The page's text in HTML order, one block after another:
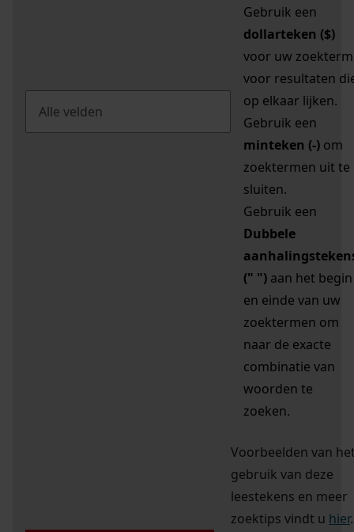
Gebruik een
dollarteken ($)
voor uw zoekterm
voor resultaten
op elkaar lijken.
Gebruik een
minteken (-) om
zoektermen uit te
sluiten.
Gebruik een
Dubbele
(" ") aan het begin
en einde van uw
zoektermen om
naar de exacte
combinatie van
woorden te
zoeken.
Voorbeelden van
gebruik van deze
leestekens en meer
zoektips vindt u hier.